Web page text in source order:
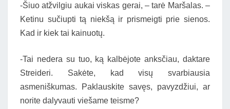
-Šiuo atžvilgiu aukai viskas gerai, – tarė Maršalas. –
Ketinu sučiupti tą niekšą ir prismeigti prie sienos.
Kad ir kiek tai kainuotų.
-Tai nedera su tuo, ką kalbėjote anksčiau, daktare
Streideri. Sakėte, kad visų svarbiausia
asmeniškumas. Paklauskite savęs, pavyzdžiui, ar
norite dalyvauti viešame teisme?